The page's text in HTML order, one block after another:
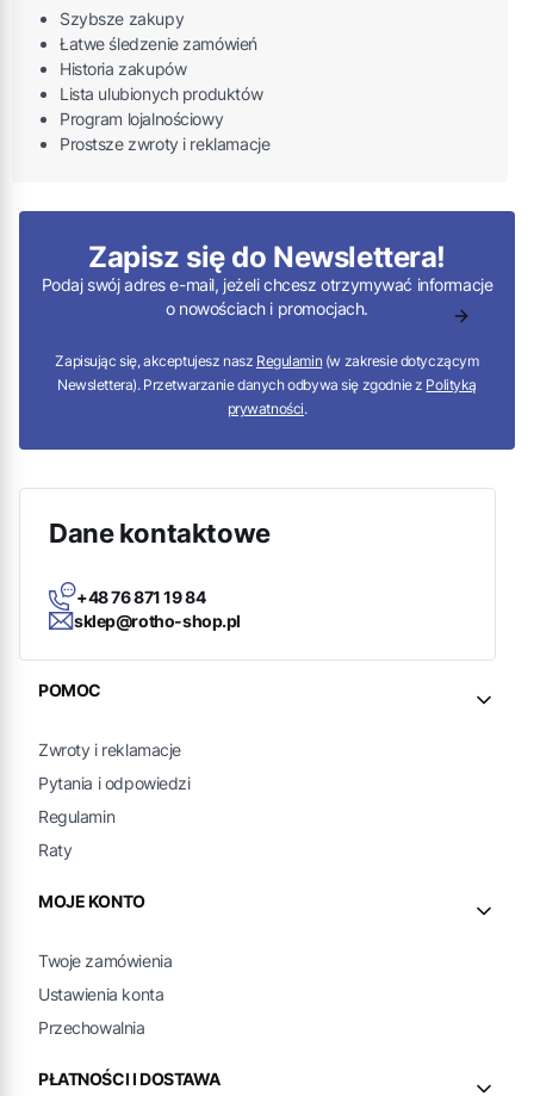
Szybsze zakupy
Łatwe śledzenie zamówień
Historia zakupów
Lista ulubionych produktów
Program lojalnościowy
Prostsze zwroty i reklamacje
Zapisz się do Newslettera!
Podaj swój adres e-mail, jeżeli chcesz otrzymywać informacje
o nowościach i promocjach.
Zapisując się, akceptujesz nasz Regulamin (w zakresie dotyczącym
Newslettera). Przetwarzanie danych odbywa się zgodnie z Polityką
prywatności.
Dane kontaktowe
+48 76 871 19 84
sklep@rotho-shop.pl
Linki w stopce
POMOC
Zwroty i reklamacje
Pytania i odpowiedzi
Regulamin
Raty
MOJE KONTO
Twoje zamówienia
Ustawienia konta
Przechowalnia
PŁATNOŚCI I DOSTAWA